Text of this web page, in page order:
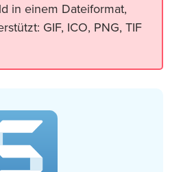
in einem Dateiformat,
GIF, ICO, PNG, TIF